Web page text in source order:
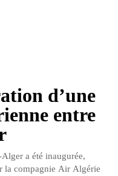
d’une
entre
a été inaugurée,
la compagnie Air Algérie